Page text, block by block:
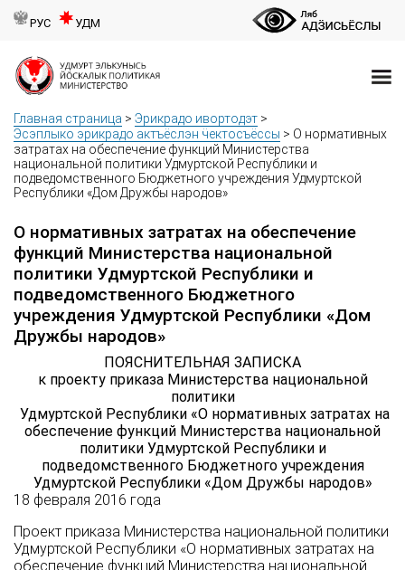
РУС УДМ
Главная страница > Эрикрадо ивортодэт >
Эсэплыко эрикрадо актъёслэн ӵектосъёссы > О нормативных
затратах на обеспечение функций Министерства
национальной политики Удмуртской Республики и
подведомственного Бюджетного учреждения Удмуртской
Республики «Дом Дружбы народов»
О нормативных затратах на обеспечение
функций Министерства национальной
политики Удмуртской Республики и
подведомственного Бюджетного
учреждения Удмуртской Республики «Дом
Дружбы народов»
ПОЯСНИТЕЛЬНАЯ ЗАПИСКА
к проекту приказа Министерства национальной
политики
Удмуртской Республики «О нормативных затратах на
обеспечение функций Министерства национальной
политики Удмуртской Республики и
подведомственного Бюджетного учреждения
Удмуртской Республики «Дом Дружбы народов»
18 февраля 2016 года
Проект приказа Министерства национальной политики
Удмуртской Республики «О нормативных затратах на
обеспечение функций Министерства национальной